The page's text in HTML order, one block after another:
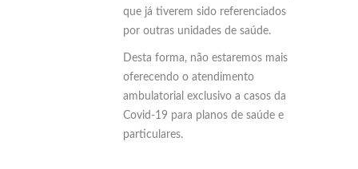
que já tiverem sido referenciados
por outras unidades de saúde.
Desta forma, não estaremos mais
oferecendo o atendimento
ambulatorial exclusivo a casos da
Covid-19 para planos de saúde e
particulares.